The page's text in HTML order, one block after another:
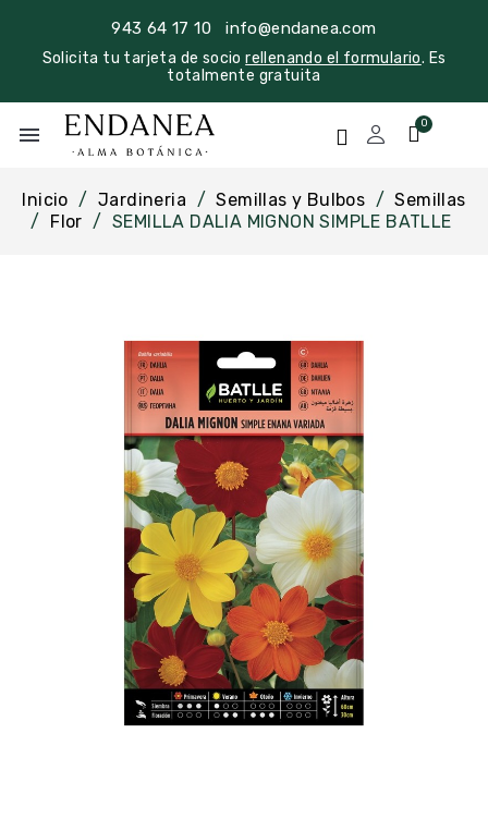
943 64 17 10 info@endanea.com
Solicita tu tarjeta de sociorellenando el formulario. Es
totalmente gratuita
menu
Inicio Jardineria Semillas y Bulbos
Semillas
Flor
SEMILLA DALIA MIGNON SIMPLE BATLLE